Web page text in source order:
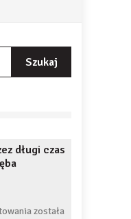
długi czas
Co
została